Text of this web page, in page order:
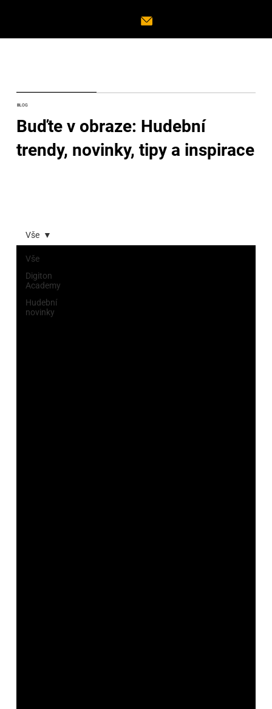
Buďte v obraze: Hudební
trendy, novinky, tipy a inspirace
BLOG
Vše
Digiton
Academy
Hudební
novinky
Vše